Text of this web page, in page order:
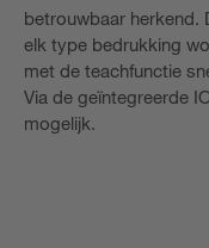
betrouwbaar herkend.
elk type bedrukking
met de teachfunctie
Via de geïntegreerde
mogelijk.